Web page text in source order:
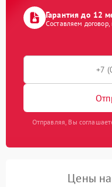
Гарантия до 12
Составляем
Отправляя, Вы
Цены на